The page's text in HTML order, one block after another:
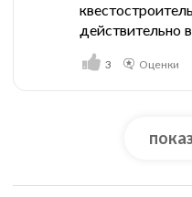
действительно
3 Оценки